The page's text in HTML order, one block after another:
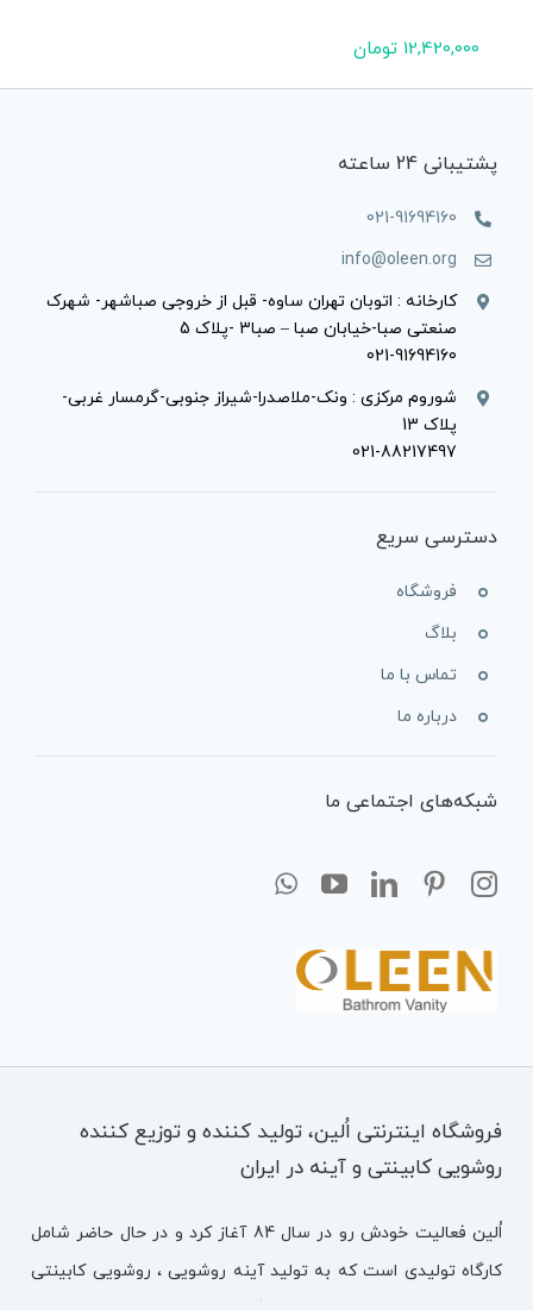
12,420,000 تومان
پشتیبانی 24 ساعته
021-91694160
info@oleen.org
کارخانه : اتوبان تهران ساوه- قبل از خروجی صباشهر- شهرک
صنعتی صبا-خیابان صبا – صبا3 -پلاک 5
021-91694160
شوروم مرکزی : ونک-ملاصدرا-شیراز جنوبی-گرمسار غربی-
پلاک 13
021-88217497
دسترسی سریع
فروشگاه
بلاگ
تماس با ما
درباره ما
شبکه‌های اجتماعی ما
فروشگاه اینترنتی اُلین، تولید کننده و توزیع کننده
روشویی کابینتی و آینه در ایران
اُلین فعالیت خودش رو در سال 84 آغاز کرد و در حال حاضر شامل
کارگاه تولیدی است که به تولید آینه روشویی ، روشویی کابینتی